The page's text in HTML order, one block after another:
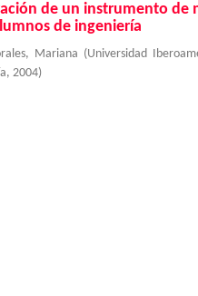
de un instrumento de
de ingeniería
Mariana (Universidad
, 2004)